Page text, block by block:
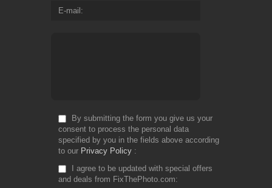
E-mail
By submitting the form you give us your
consent to process the personal data
specified by you in the fields above according
to our Privacy Policy
I agree to be updated with special offers
and deals from FixThePhoto.com